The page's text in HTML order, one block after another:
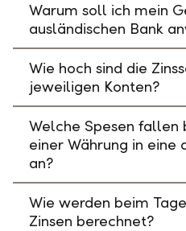
Warum soll ich mein
ausländischen Bank
Wie hoch sind die
jeweiligen Konten?
Welche Spesen fallen
einer Währung in eine
an?
Wie werden beim
Zinsen berechnet?